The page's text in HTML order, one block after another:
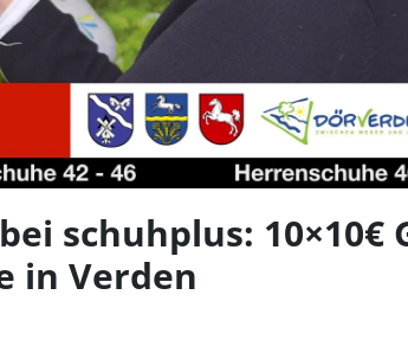
schuhplus: 10×10€
in Verden